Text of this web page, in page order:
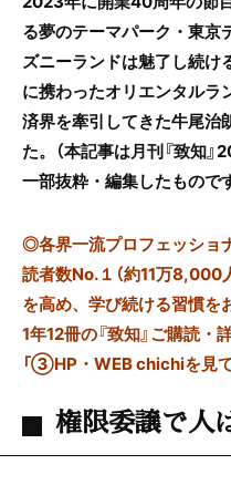
る夢のテーマパーク・東京
ズニーランドは魅了し続け
に携わったオリエンタルラ
済界を牽引してきた牛尾治
た。 （本記事は月刊『致知
一部抜粋・編集したもので
◎各界一流プロフェッショ
読者数No.１（約11万8,000
を高め、学び続ける習慣を
1年12冊の『致知』ご購読・
「③HP・WEB chichiを見
権限委譲で人